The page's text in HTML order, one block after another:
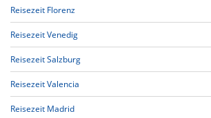
Reisezeit Florenz
Reisezeit Venedig
Reisezeit Salzburg
Reisezeit Valencia
Reisezeit Madrid